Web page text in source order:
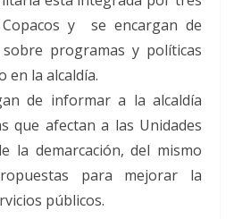
y se encargan de
programas y políticas
en la alcaldía.
de informar a la alcaldía
que afectan a las Unidades
la demarcación, del mismo
para mejorar la
públicos.